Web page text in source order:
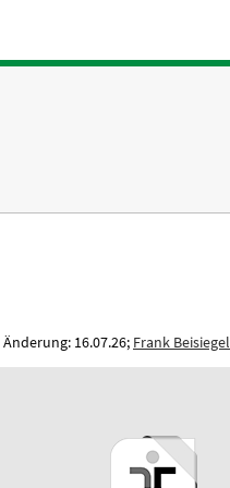
16.07.26; Frank Beisiegel